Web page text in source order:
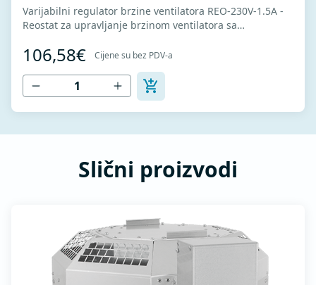
Varijabilni regulator brzine ventilatora REO-230V-1.5A -
Reostat za upravljanje brzinom ventilatora sa
snaga 1,5A - Namijenjen ventilatorima koji se mogu
naponski kontrolisati - Potenciometar za podešavanje
brzine ventilatora - Brzina ventilatora...
106,58€ Cijene su bez PDV-a
Slični proizvodi